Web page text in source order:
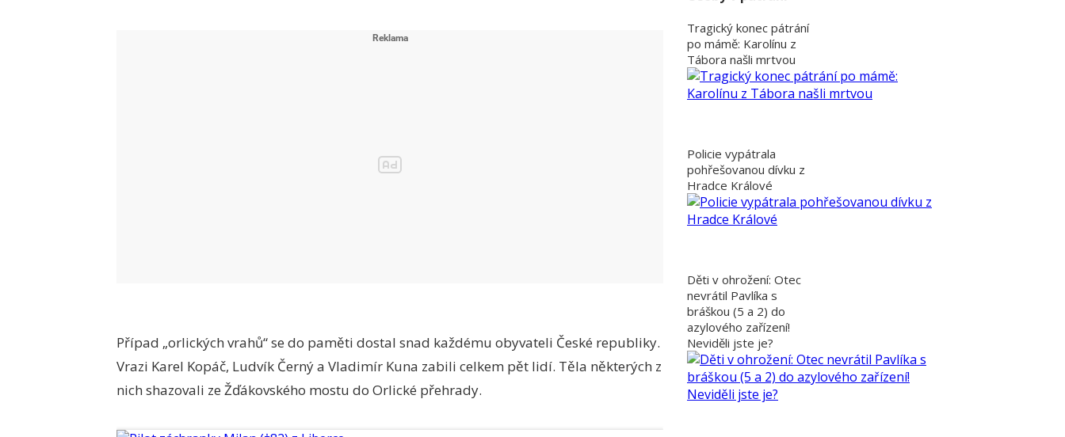
Případ „orlických vrahů“ se do paměti dostal snad každému obyvateli České republiky.
Vrazi Karel Kopáč, Ludvík Černý a Vladimír Kuna zabili celkem pět lidí. Těla některých z
nich shazovali ze Žďákovského mostu do Orlické přehrady.
Tragický konec pátrání
po mámě: Karolínu z
Tábora našli mrtvou
Policie vypátrala
pohřešovanou dívku z
Hradce Králové
Děti v ohrožení: Otec
nevrátil Pavlíka s
bráškou (5 a 2) do
azylového zařízení!
Neviděli jste je?